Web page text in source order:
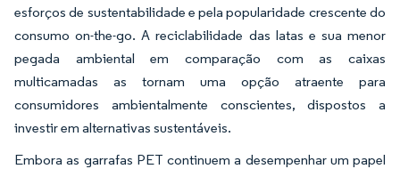
esforços de sustentabilidade e pela popularidade crescente do
consumo on-the-go. A reciclabilidade das latas e sua menor
pegada ambiental em comparação com as caixas
multicamadas as tornam uma opção atraente para
consumidores ambientalmente conscientes, dispostos a
investir em alternativas sustentáveis.
Embora as garrafas PET continuem a desempenhar um papel